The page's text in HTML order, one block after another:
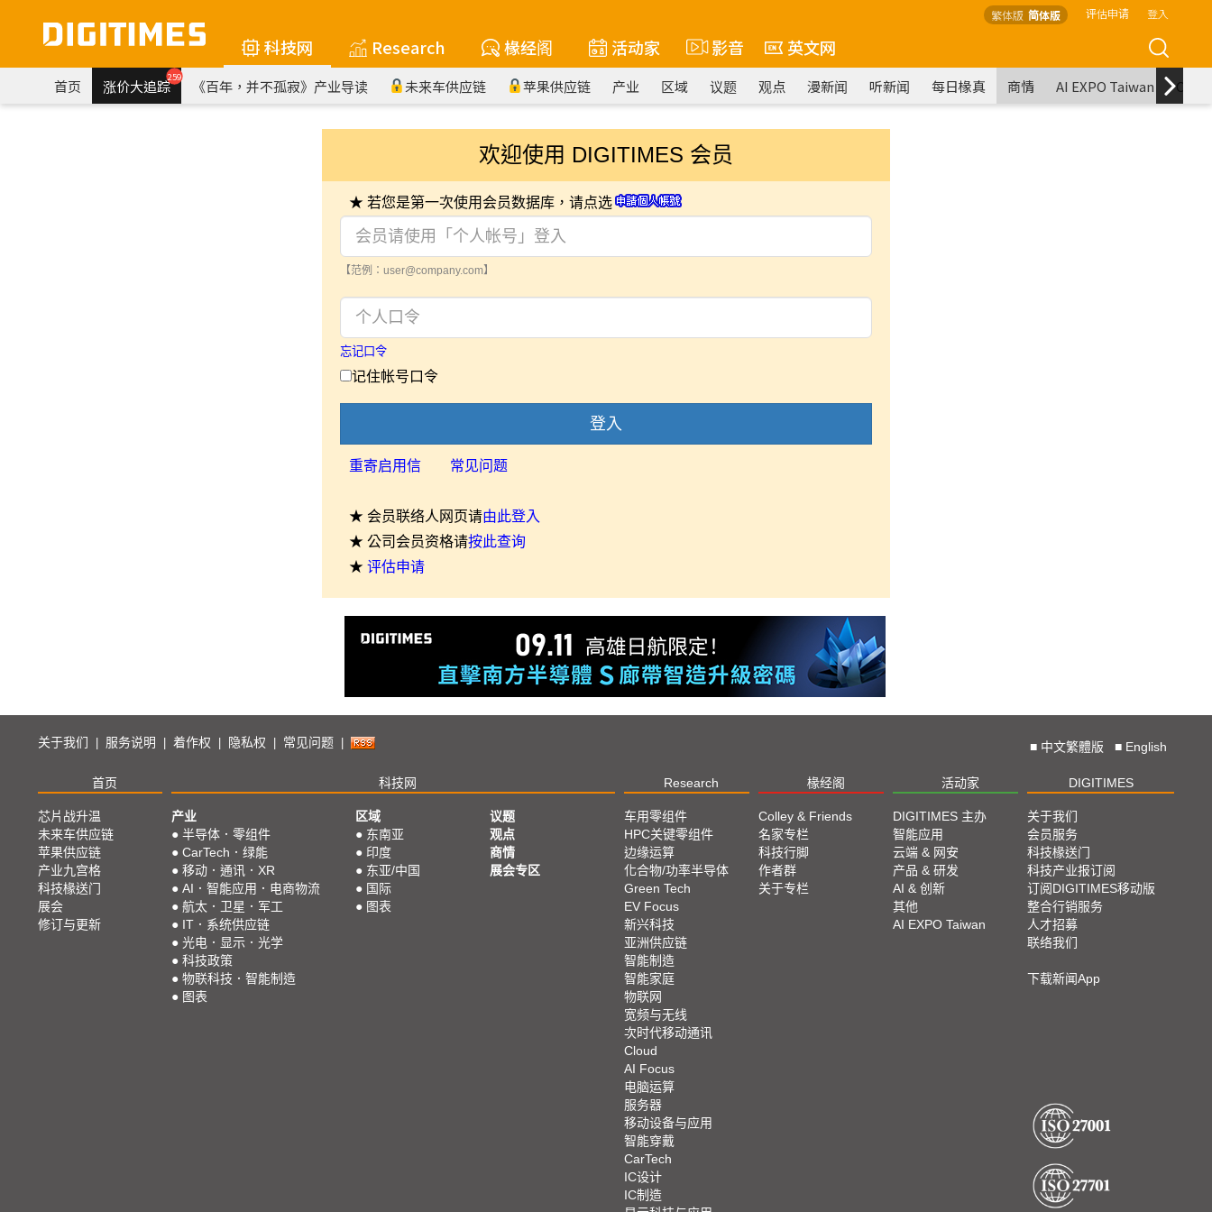
繁体版 简体版 评估申请 登入
科技网 Research 椽经阁 活动家 影音 英文网
首页 涨价大追踪259 《百年，并不孤寂》产业导读 未来车供应链 苹果供应链 产业 区域 议题 观点 漫新闻 听新闻 每日椽真 商情 AI EXPO Taiwan
欢迎使用 DIGITIMES 会员
★ 若您是第一次使用会员数据库，请点选
【范例：user@company.com】
忘记口令
记住帐号口令
登入
重寄启用信 常见问题
★ 会员联络人网页请由此登入
★ 公司会员资格请按此查询
★ 评估申请
关于我们 服务说明 着作权 隐私权 常见问题 ■ 中文繁體版 ■ English
首页 科技网 Research 椽经阁 活动家 DIGITIMES
芯片战升温
未来车供应链
苹果供应链
产业九宫格
科技椽送门
展会
修订与更新
产业
● 半导体．零组件
● CarTech．绿能
● 移动．通讯．XR
● AI．智能应用．电商物流
● 航太．卫星．军工
● IT．系统供应链
● 光电．显示．光学
● 科技政策
● 物联科技．智能制造
● 图表
区域
● 东南亚
● 印度
● 东亚/中国
● 国际
● 图表
议题
观点
商情
展会专区
车用零组件
HPC关键零组件
边缘运算
化合物/功率半导体
Green Tech
EV Focus
新兴科技
亚洲供应链
智能制造
智能家庭
物联网
宽频与无线
次时代移动通讯
Cloud
AI Focus
电脑运算
服务器
移动设备与应用
智能穿戴
CarTech
IC设计
IC制造
Colley & Friends
名家专栏
科技行脚
作者群
关于专栏
DIGITIMES 主办
智能应用
云端 & 网安
产品 & 研发
AI & 创新
其他
AI EXPO Taiwan
关于我们
会员服务
科技椽送门
科技产业报订阅
订阅DIGITIMES移动版
整合行销服务
人才招募
联络我们
下载新闻App